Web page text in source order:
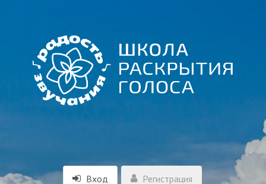
Вход Регистрация